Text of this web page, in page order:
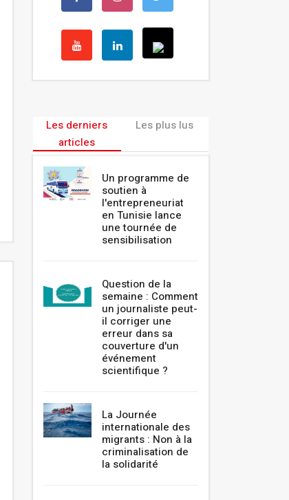
Les derniers
articles
Les plus lus
Un programme de
soutien à
l'entrepreneuriat
en Tunisie lance
une tournée de
sensibilisation
Question de la
semaine : Comment
un journaliste peut-
il corriger une
erreur dans sa
couverture d'un
événement
scientifique ?
La Journée
internationale des
migrants : Non à la
criminalisation de
la solidarité